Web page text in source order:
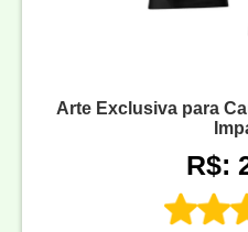
Arte Exclusiva para
R$: